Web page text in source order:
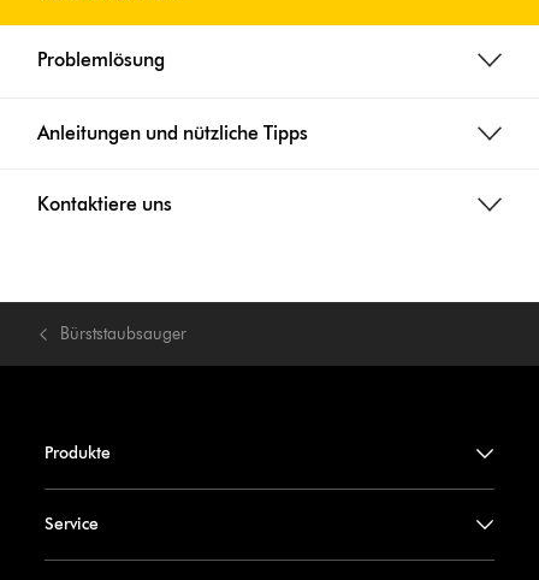
Problemlösung
Anleitungen und nützliche Tipps
Kontaktiere uns
Bürststaubsauger
Produkte
Service